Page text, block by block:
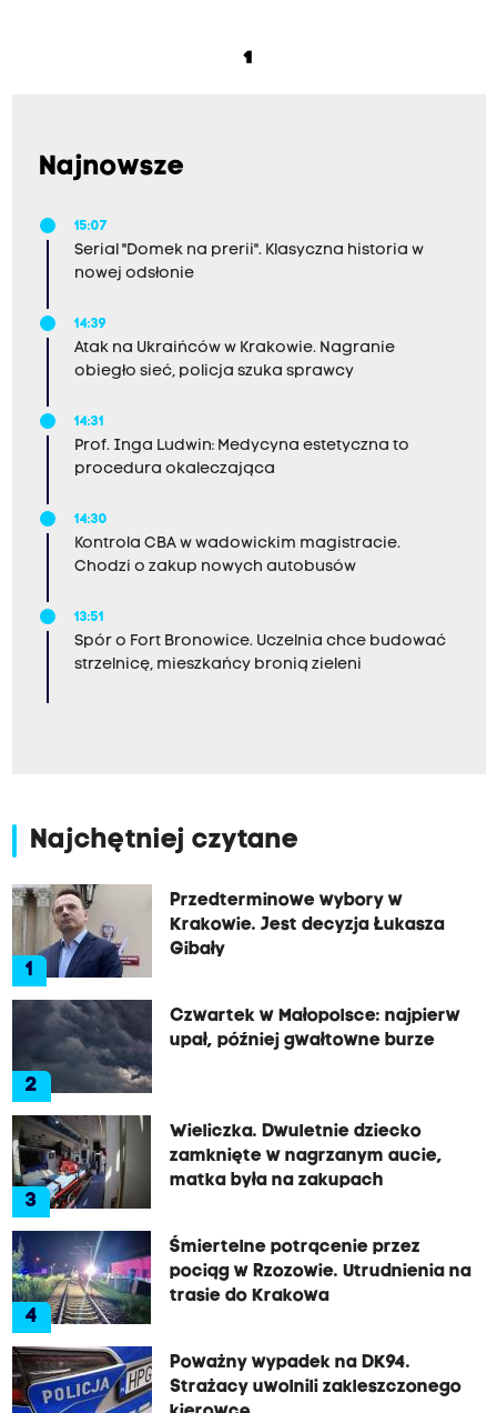
1
Najnowsze
15:07
Serial "Domek na prerii". Klasyczna historia w
nowej odsłonie
14:39
Atak na Ukraińców w Krakowie. Nagranie
obiegło sieć, policja szuka sprawcy
14:31
Prof. Inga Ludwin: Medycyna estetyczna to
procedura okaleczająca
14:30
Kontrola CBA w wadowickim magistracie.
Chodzi o zakup nowych autobusów
13:51
Spór o Fort Bronowice. Uczelnia chce budować
strzelnicę, mieszkańcy bronią zieleni
Najchętniej czytane
1
Przedterminowe wybory w
Krakowie. Jest decyzja Łukasza
Gibały
2
Czwartek w Małopolsce: najpierw
upał, później gwałtowne burze
3
Wieliczka. Dwuletnie dziecko
zamknięte w nagrzanym aucie,
matka była na zakupach
4
Śmiertelne potrącenie przez
pociąg w Rzozowie. Utrudnienia na
trasie do Krakowa
Poważny wypadek na DK94.
Strażacy uwolnili zakleszczonego